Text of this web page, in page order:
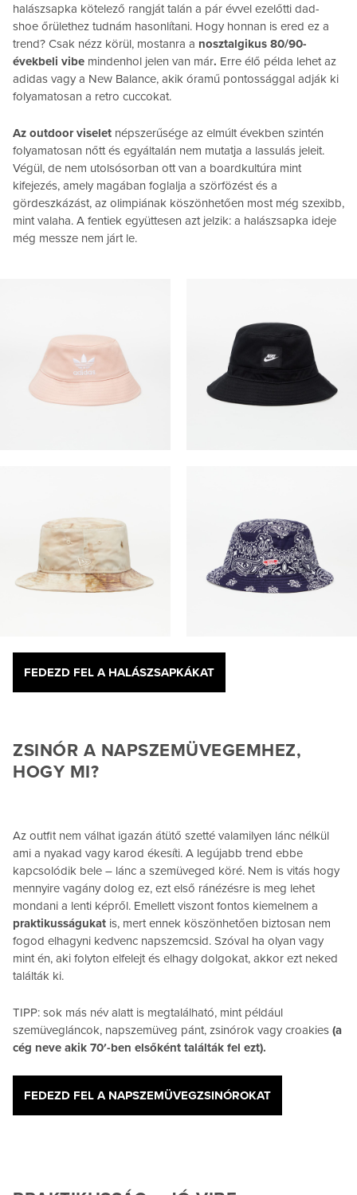
halászsapka kötelező rangját talán a pár évvel ezelőtti dad-
shoe őrülethez tudnám hasonlítani. Hogy honnan is ered ez a
trend? Csak nézz körül, mostanra a nosztalgikus 80/90-
évekbeli vibe mindenhol jelen van már. Erre élő példa lehet az
adidas vagy a New Balance, akik óramű pontossággal adják ki
folyamatosan a retro cuccokat.
Az outdoor viselet népszerűsége az elmúlt években szintén
folyamatosan nőtt és egyáltalán nem mutatja a lassulás jeleit.
Végül, de nem utolsósorban ott van a boardkultúra mint
kifejezés, amely magában foglalja a szörfözést és a
gördeszkázást, az olimpiának köszönhetően most még szexibb,
mint valaha. A fentiek együttesen azt jelzik: a halászsapka ideje
még messze nem járt le.
FEDEZD FEL A HALÁSZSAPKÁKAT
ZSINÓR A NAPSZEMÜVEGEMHEZ,
HOGY MI?
Az outfit nem válhat igazán átütő szetté valamilyen lánc nélkül
ami a nyakad vagy karod ékesíti. A legújabb trend ebbe
kapcsolódik bele – lánc a szemüveged köré. Nem is vitás hogy
mennyire vagány dolog ez, ezt első ránézésre is meg lehet
mondani a lenti képről. Emellett viszont fontos kiemelnem a
praktikusságukat is, mert ennek köszönhetően biztosan nem
fogod elhagyni kedvenc napszemcsid. Szóval ha olyan vagy
mint én, aki folyton elfelejt és elhagy dolgokat, akkor ezt neked
találták ki.
TIPP: sok más név alatt is megtalálható, mint például
szemüvegláncok, napszemüveg pánt, zsinórok vagy croakies (a
cég neve akik 70′-ben elsőként találták fel ezt).
FEDEZD FEL A NAPSZEMÜVEGZSINÓROKAT